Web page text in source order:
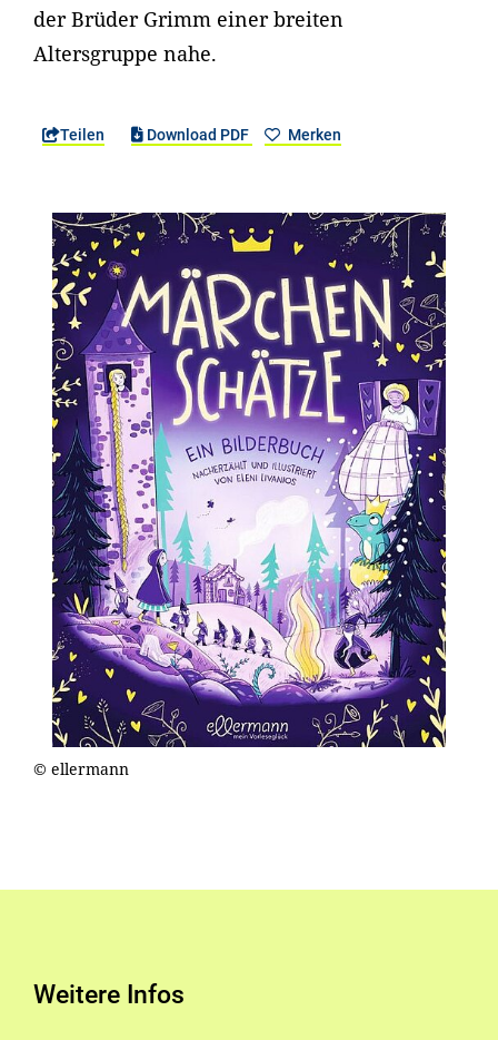
der Brüder Grimm einer breiten
Altersgruppe nahe.
Teilen Download PDF Merken
© ellermann
Weitere Infos